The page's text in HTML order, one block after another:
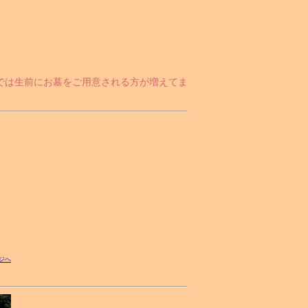
生前にお墓をご用意される方が増えてま
へ